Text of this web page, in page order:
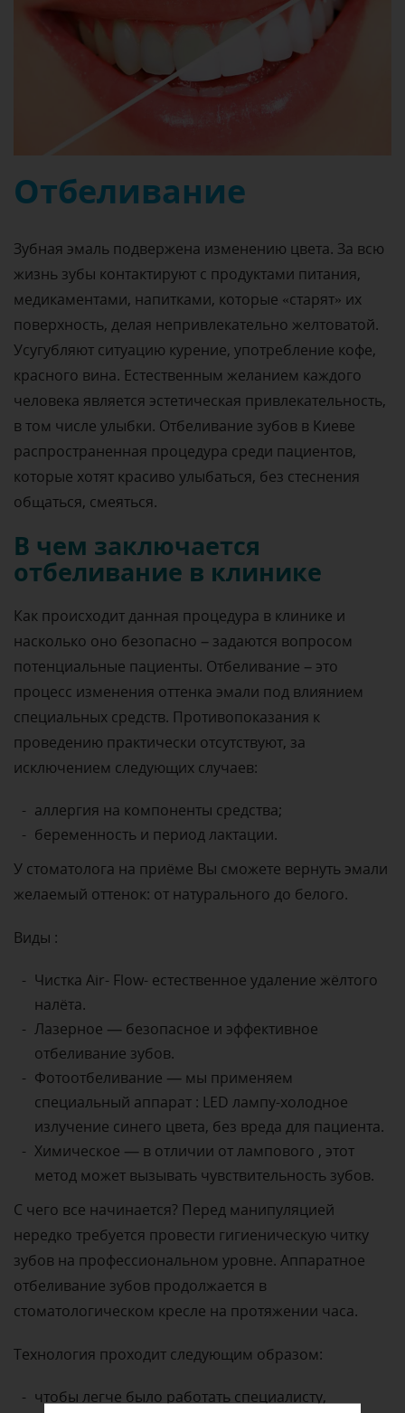
Отбеливание
Зубная эмаль подвержена изменению цвета. За всю
жизнь зубы контактируют с продуктами питания,
медикаментами, напитками, которые «старят» их
поверхность, делая непривлекательно желтоватой.
Усугубляют ситуацию курение, употребление кофе,
красного вина. Естественным желанием каждого
человека является эстетическая привлекательность,
в том числе улыбки. Отбеливание зубов в Киеве
распространенная процедура среди пациентов,
которые хотят красиво улыбаться, без стеснения
общаться, смеяться.
В чем заключается
отбеливание в клинике
Как происходит данная процедура в клинике и
насколько оно безопасно – задаются вопросом
потенциальные пациенты. Отбеливание – это
процесс изменения оттенка эмали под влиянием
специальных средств. Противопоказания к
проведению практически отсутствуют, за
исключением следующих случаев:
аллергия на компоненты средства;
беременность и период лактации.
У стоматолога на приёме Вы сможете вернуть эмали
желаемый оттенок: от натурального до белого.
Виды :
Чистка Air- Flow- естественное удаление жёлтого
налёта.
Лазерное — безопасное и эффективное
отбеливание зубов.
Фотоотбеливание — мы применяем
специальный аппарат : LED лампу-холодное
излучение синего цвета, без вреда для пациента.
Химическое — в отличии от лампового , этот
метод может вызывать чувствительность зубов.
С чего все начинается? Перед манипуляцией
нередко требуется провести гигиеническую читку
зубов на профессиональном уровне. Аппаратное
отбеливание зубов продолжается в
стоматологическом кресле на протяжении часа.
Технология проходит следующим образом:
чтобы легче было работать специалисту,